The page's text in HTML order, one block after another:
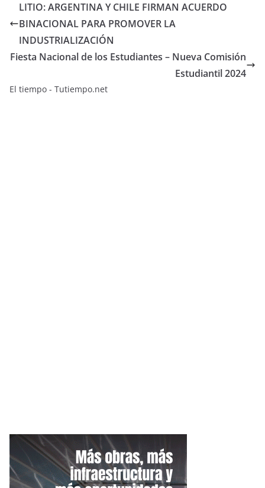
LITIO: ARGENTINA Y CHILE FIRMAN ACUERDO
BINACIONAL PARA PROMOVER LA
INDUSTRIALIZACIÓN
Fiesta Nacional de los Estudiantes – Nueva Comisión
Estudiantil 2024
El tiempo - Tutiempo.net